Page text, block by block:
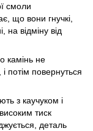
смоли
що вони гнучкі,
на відміну від
камінь не
потім повернуться
з каучуком і
тиск
деталь